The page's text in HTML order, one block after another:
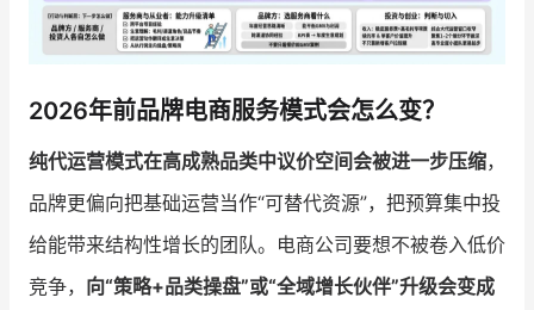
入驻有赞 认证代理商
有赞云 数据通服务
2026年前品牌电商服务模式会怎么变？
纯代运营模式在高成熟品类中议价空间会被进一步压缩，
品牌更偏向把基础运营当作“可替代资源”，把预算集中投
给能带来结构性增长的团队。电商公司要想不被卷入低价
竞争， 向“策略+品类操盘”或“全域增长伙伴”升级会变成